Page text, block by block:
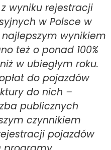
wyniku rejestracji
w Polsce w
najlepszym wynikiem
też o ponad 100%
w ubiegłym roku.
do pojazdów
do nich –
publicznych
czynnikiem
pojazdów